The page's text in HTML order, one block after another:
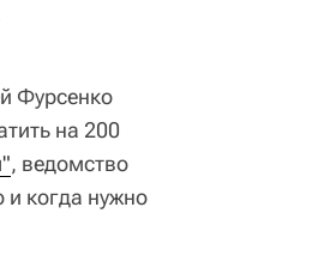
Фурсенко
на 200
, ведомство
когда нужно